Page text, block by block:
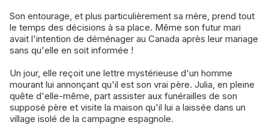
Son entourage, et plus particulièrement sa mère, prend tout
le temps des décisions à sa place. Même son futur mari
avait l'intention de déménager au Canada après leur mariage
sans qu'elle en soit informée !
Un jour, elle reçoit une lettre mystérieuse d'un homme
mourant lui annonçant qu'il est son vrai père. Julia, en pleine
quête d'elle-même, part assister aux funérailles de son
supposé père et visite la maison qu'il lui a laissée dans un
village isolé de la campagne espagnole.